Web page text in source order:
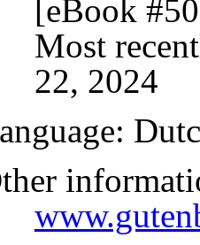
[eBook
Most
22, 2024
: